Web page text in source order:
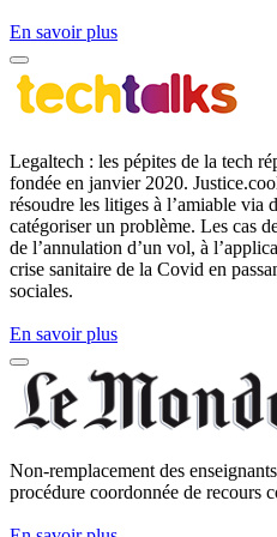
En savoir plus
Legaltech : les pépites de la tech
fondée en janvier 2020.
résoudre les litiges à l’amiable via
catégoriser un problème. Les cas
de l’annulation d’un vol, à
crise sanitaire de la Covid en
sociales.
En savoir plus
Non-remplacement des
procédure coordonnée de recours